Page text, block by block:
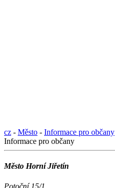
cz - Město - Informace pro občany
Informace pro občany
Město Horní Jiřetín
Potoční 15/1